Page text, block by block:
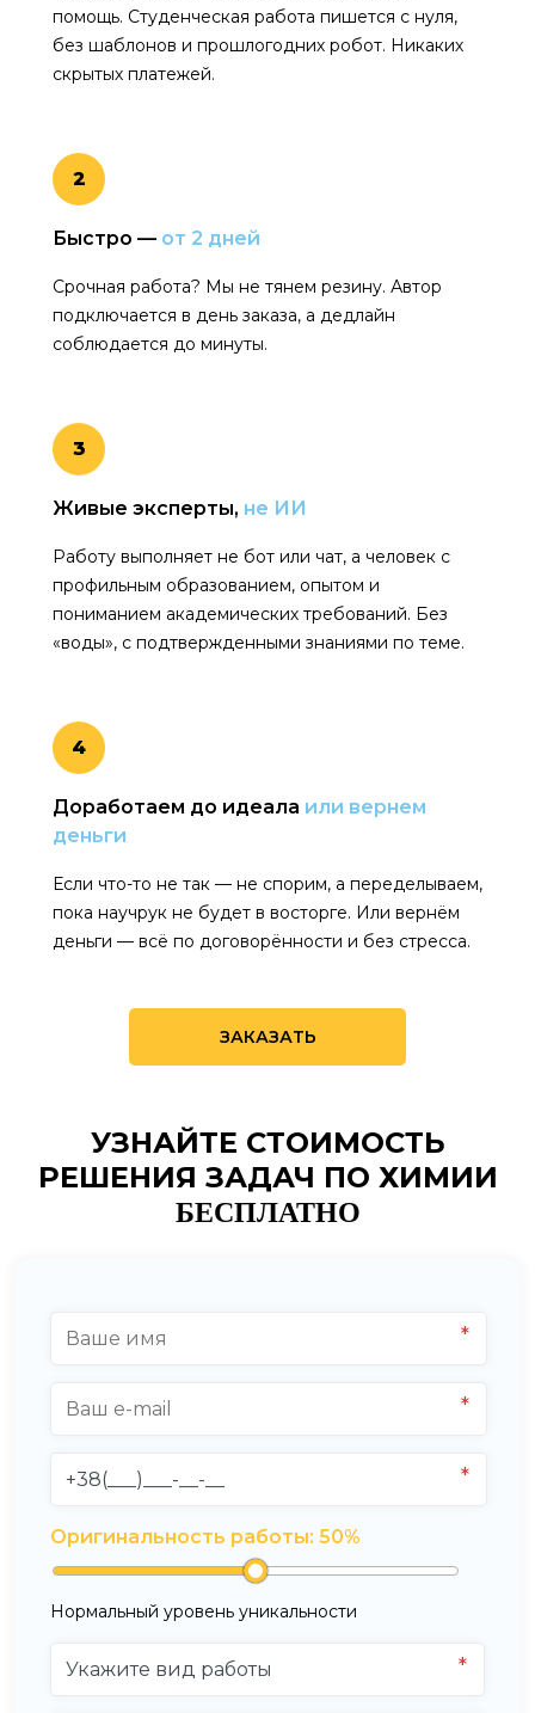
помощь. Студенческая работа пишется с нуля,
без шаблонов и прошлогодних робот. Никаких
скрытых платежей.
2
Быстро — от 2 дней
Срочная работа? Мы не тянем резину. Автор
подключается в день заказа, а дедлайн
соблюдается до минуты.
3
Живые эксперты, не ИИ
Работу выполняет не бот или чат, а человек с
профильным образованием, опытом и
пониманием академических требований. Без
«воды», с подтвержденными знаниями по теме.
4
Доработаем до идеала или вернем
деньги
Если что-то не так — не спорим, а переделываем,
пока научрук не будет в восторге. Или вернём
деньги — всё по договорённости и без стресса.
ЗАКАЗАТЬ
УЗНАЙТЕ СТОИМОСТЬ
РЕШЕНИЯ ЗАДАЧ ПО ХИМИИ
БЕСПЛАТНО
Оригинальность работы: 50%
Нормальный уровень уникальности